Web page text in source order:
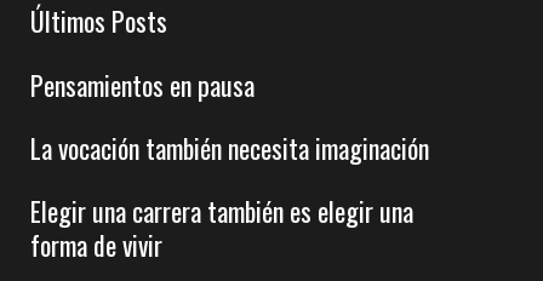
Últimos Posts
Pensamientos en pausa
La vocación también necesita imaginación
Elegir una carrera también es elegir una
forma de vivir